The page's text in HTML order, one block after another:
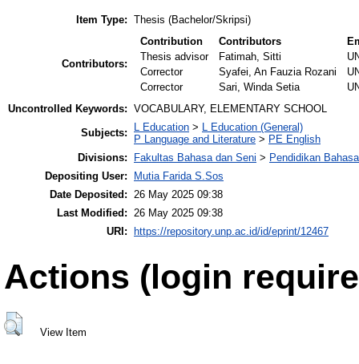
Item Type: Thesis (Bachelor/Skripsi)
Contributors:
Contribution Contributors
Thesis advisor
Fatimah, Sitti
Corrector
Syafei, An Fauzia Rozani
Corrector
Sari, Winda Setia
Uncontrolled Keywords: VOCABULARY, ELEMENTARY SCHOOL
Subjects:
L Education > L Education (General)
P Language and Literature > PE English
Divisions:
Fakultas Bahasa dan Seni > Pendidikan
Depositing User:
Mutia Farida S.Sos
Date Deposited: 26 May 2025 09:38
Last Modified: 26 May 2025 09:38
URI:
https://repository.unp.ac.id/id/eprint/12467
Actions (login
View Item